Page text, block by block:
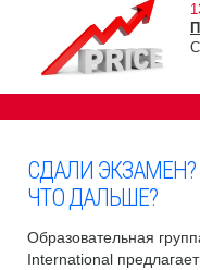
СДАЛИ ЭКЗАМЕН?
ЧТО ДАЛЬШЕ?
Образовательная
International